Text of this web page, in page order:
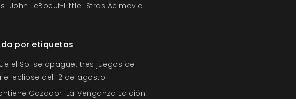
John LeBoeuf-Little Stras Acimovic
por etiquetas
el Sol se apague: tres juegos de
el eclipse del 12 de agosto
Cazador: La Venganza Edición